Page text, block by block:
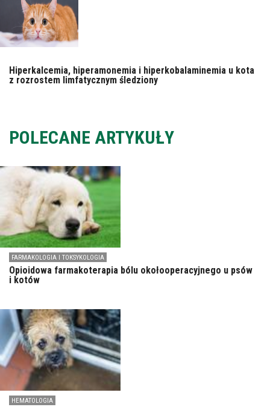
Hiperkalcemia, hiperamonemia i hiperkobalaminemia u kota
z rozrostem limfatycznym śledziony
POLECANE ARTYKUŁY
FARMAKOLOGIA I TOKSYKOLOGIA
Opioidowa farmakoterapia bólu okołooperacyjnego u psów
i kotów
HEMATOLOGIA